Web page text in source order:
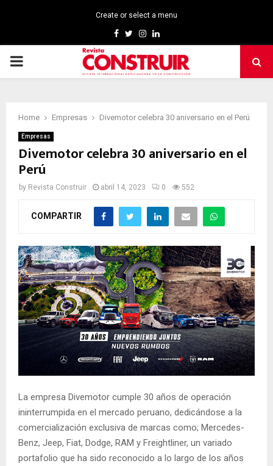
Create or select a menu
Facebook
TwitterInstagram
Linkedin
PRIMARY
Home Empresas Divemotor celebra 30 aniversario en el Perú
Empresas
Divemotor celebra 30 aniversario en el
Perú
by Revista Construir abril 14, 2023 0 552
COMPARTIR
La empresa Divemotor cumple 30 años de operación
ininterrumpida en el mercado peruano, dedicándose a la
comercialización exclusiva de marcas como; Mercedes-
Benz, Jeep, Fiat, Dodge, RAM y Freightliner, un variado
portafolio que ha sido reconocido a lo largo de los años